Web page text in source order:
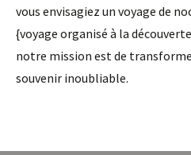
vous envisagiez un voyage de
{voyage organisé à la
notre mission est de
souvenir inoubliable.